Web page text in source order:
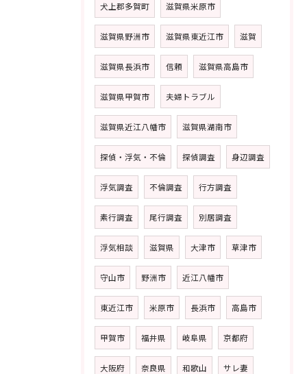
犬上郡多賀町 滋賀県米原市
滋賀県野洲市 滋賀県東近江市 滋賀
滋賀県長浜市 信頼 滋賀県高島市
滋賀県甲賀市 夫婦トラブル
滋賀県近江八幡市 滋賀県湖南市
探偵・浮気・不倫 探偵調査 身辺調査
浮気調査 不倫調査 行方調査
素行調査 尾行調査 別居調査
浮気相談 滋賀県 大津市 草津市
守山市 野洲市 近江八幡市
東近江市 米原市 長浜市 高島市
甲賀市 福井県 岐阜県 京都府
大阪府 奈良県 和歌山 サレ妻